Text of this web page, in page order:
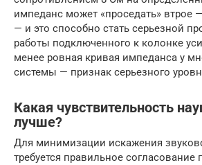
импеданс может «проседать» втрое
— и это способно стать серьезной
работы подключенного к колонке
менее ровная кривая импеданса у
системы — признак серьезного
Какая чувствительность
лучше?
Для минимизации искажения
требуется правильное согласование